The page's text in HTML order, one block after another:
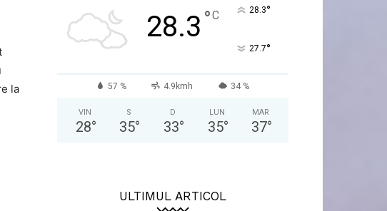
la
28.3 °C 28.3°
27.7°
57 % 4.9kmh 34 %
VIN
28°
S
35°
D
33°
LUN
35°
MAR
37°
ULTIMUL ARTICOL